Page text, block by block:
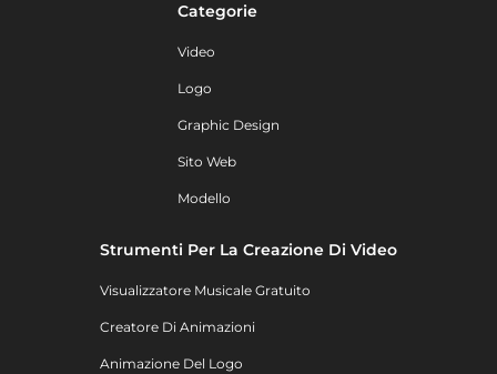
Categorie
Video
Logo
Graphic Design
Sito Web
Modello
Strumenti Per La Creazione Di Video
Visualizzatore Musicale Gratuito
Creatore Di Animazioni
Animazione Del Logo